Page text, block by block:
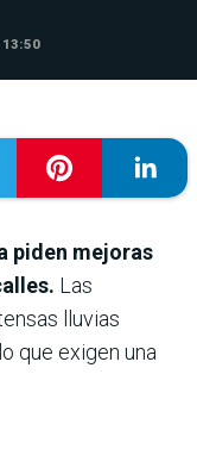
13:50
piden mejoras
Las
lluvias
que exigen una